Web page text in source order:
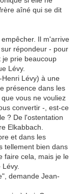
aîné qui se dit
Il m'arrive
répondeur - pour
je prie beaucoup
Lévy.
Lévy) à une
présence dans les
vous ne vouliez
convertir -, est-ce
? De l'ostentation
Elkabbach.
et dans les
tellement bien dans
faire cela, mais je le
demande Jean-